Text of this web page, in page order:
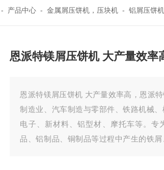
- 产品中心 -金属屑压饼机，压块机 -铝屑压饼机
恩派特镁屑压饼机 大产量效率
恩派特镁屑压饼机 大产量效率高，恩派
制造业、汽车制造与零部件、铁路机械、
电子、新材料、铝型材、摩托车等。专
品、铝制品、铜制品等过程中产生的铁